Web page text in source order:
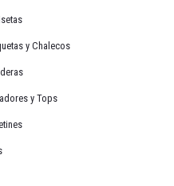
y Chalecos
y Tops